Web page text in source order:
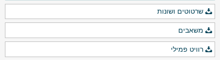
שרטוטים ושונות
משאבים
רוויט פמילי